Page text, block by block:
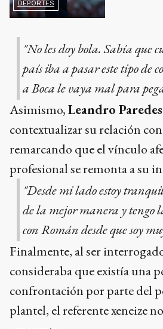
DEPORTES
"No les doy bola. Sabía que
país iba a pasar este tipo de
a Boca le vaya mal para
Asimismo,Leandro Paredes
contextualizar su relación
remarcando que el vínculo
profesional se remonta a su
"Desde mi lado estoy
de la mejor manera y tengo
con Román desde que soy
Finalmente, al ser
consideraba que existía una
confrontación por parte del
plantel, el referente xeneize